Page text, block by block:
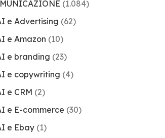
(1.084)
e Advertising (62)
e Amazon (10)
e branding (23)
e copywriting (4)
e CRM (2)
e E-commerce (30)
e Ebay(1)